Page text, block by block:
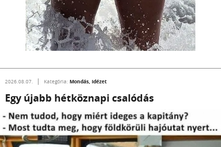
2026.08.07. Kategória: Mondás, idézet
Egy újabb hétköznapi csalódás